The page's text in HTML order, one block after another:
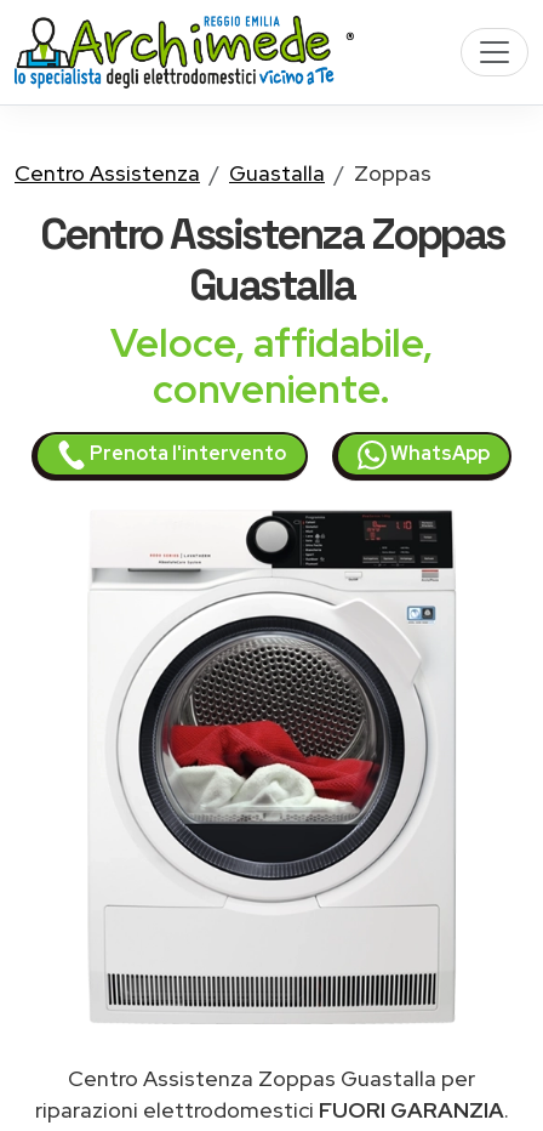
Centro Assistenza Guastalla Zoppas
Centro AssistenzaZoppas
Guastalla
Veloce, affidabile,
conveniente.
Prenota l'intervento WhatsApp
Centro Assistenza Zoppas Guastalla per
riparazioni elettrodomestici FUORI GARANZIA.